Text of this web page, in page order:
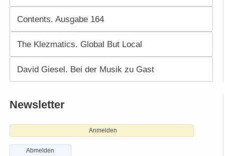
Contents. Ausgabe 164
The Klezmatics. Global But Local
David Giesel. Bei der Musik zu Gast
Newsletter
Anmelden
Abmelden